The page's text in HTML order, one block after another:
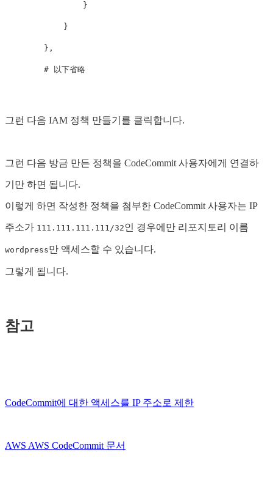
}
}
},
# 以下省略
그런 다음 IAM 정책 만들기를 클릭합니다.
그런 다음 방금 만든 정책을 CodeCommit 사용자에게 연결하
기만 하면 됩니다.
이렇게 하면 작성한 정책을 첨부한 CodeCommit 사용자는 IP
주소가 111.111.111.111/32인 경우에만 리포지토리 이름
wordpress만 액세스할 수 있습니다.
그렇게 됩니다.
참고
CodeCommit에 대한 액세스를 IP 주소로 제한
AWS AWS CodeCommit 문서